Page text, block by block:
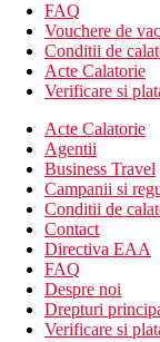
FAQ
Vouchere de
Conditii de
Acte Calatorie
Verificare si
Acte Calatorie
Agentii
Business Travel
Campanii si
Conditii de
Contact
Directiva EAA
FAQ
Despre noi
Drepturi
Verificare si